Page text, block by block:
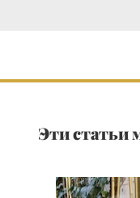
Эти статьи